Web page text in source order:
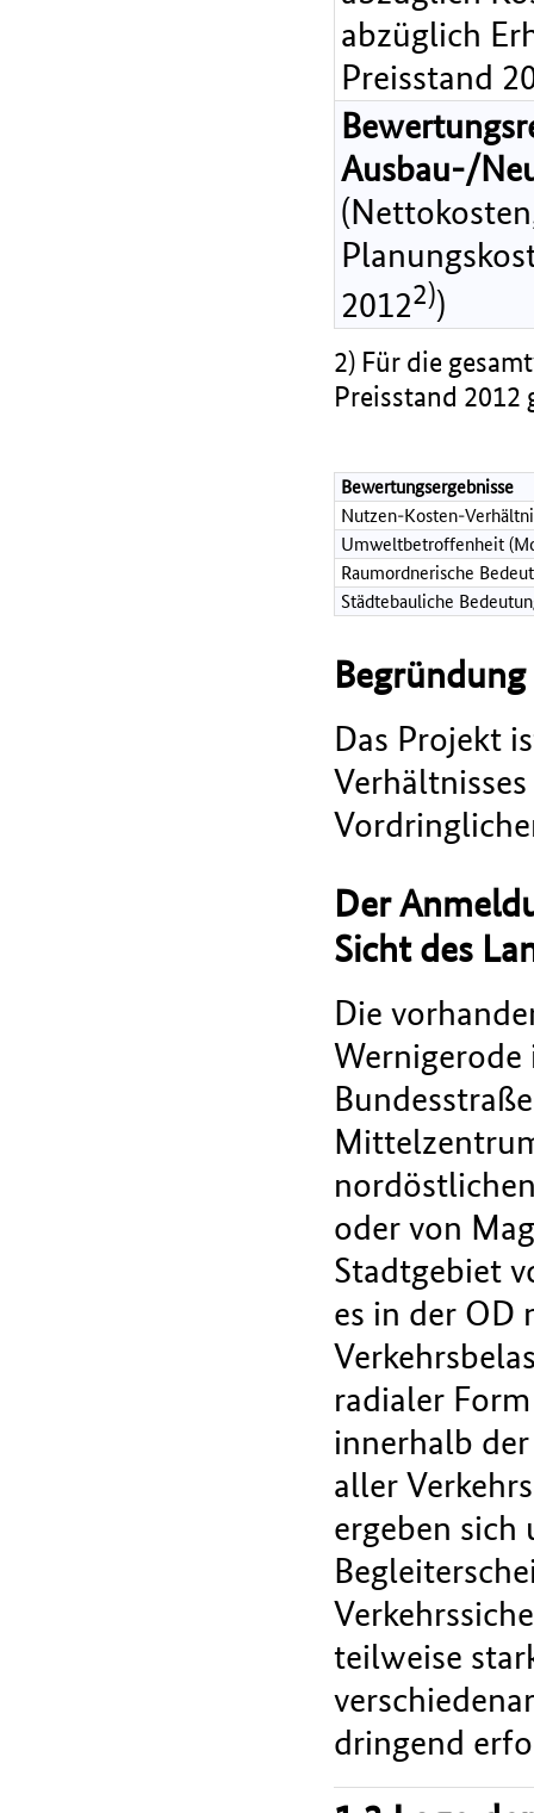
abzüglich
Preisstand
Ausbau-/
20122))
2) Für die
Preisstand 2012
Bewertungsergebnisse
Nutzen-Kosten-
Umweltbetroffenheit
Raumordnerische
Städtebauliche
Das Projekt
Der
Sicht des
Die
oder von
Stadtgebiet
es in der OD
radialer
innerhalb
aller
ergeben
teilweise
dringend